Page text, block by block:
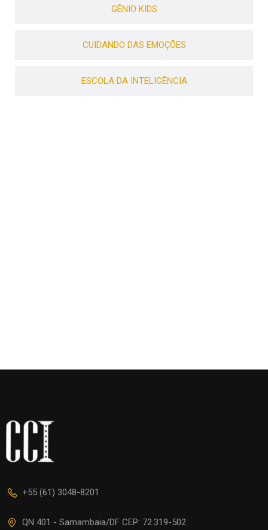
GÊNIO KIDS
CUIDANDO DAS EMOÇÕES
ESCOLA DA INTELIGÊNCIA
+55 (61) 3048-8201
QN 401 - Samambaia/DF CEP: 72.319-502